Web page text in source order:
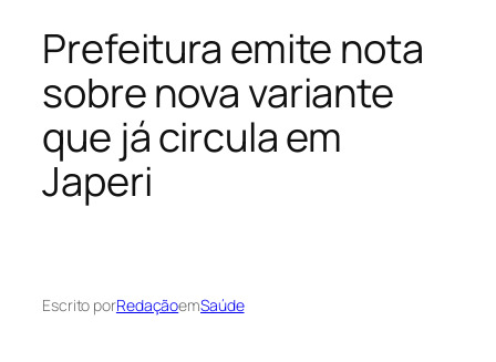
Prefeitura emite nota
sobre nova variante
que já circula em
Japeri
Escrito porRedaçãoemSaúde